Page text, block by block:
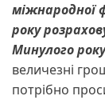
міжнародної
року
Минулого
величезні
потрібно